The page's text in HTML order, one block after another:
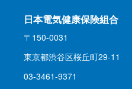
日本電気健康保険組合
〒150-0031
東京都渋谷区桜丘町29-11
03-3461-9371